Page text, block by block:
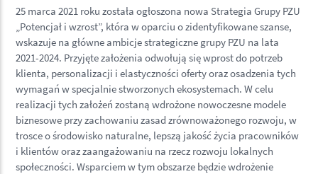
25 marca 2021 roku została ogłoszona nowa Strategia Grupy PZU
„Potencjał i wzrost”, która w oparciu o zidentyfikowane szanse,
wskazuje na główne ambicje strategiczne grupy PZU na lata
2021-2024. Przyjęte założenia odwołują się wprost do potrzeb
klienta, personalizacji i elastyczności oferty oraz osadzenia tych
wymagań w specjalnie stworzonych ekosystemach. W celu
realizacji tych założeń zostaną wdrożone nowoczesne modele
biznesowe przy zachowaniu zasad zrównoważonego rozwoju, w
trosce o środowisko naturalne, lepszą jakość życia pracowników
i klientów oraz zaangażowaniu na rzecz rozwoju lokalnych
społeczności. Wsparciem w tym obszarze będzie wdrożenie